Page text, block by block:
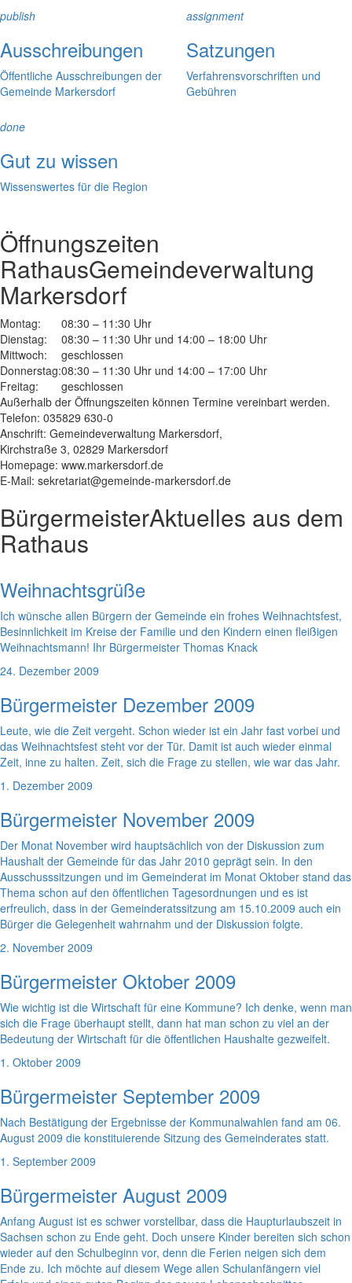
publish
Ausschreibungen
Öffentliche Ausschreibungen der
Gemeinde Markersdorf
assignment
Satzungen
Verfahrensvorschriften und
Gebühren
done
Gut zu wissen
Wissenswertes für die Region
Öffnungszeiten
RathausGemeindeverwaltung
Markersdorf
Montag:
08:30 – 11:30 Uhr
Dienstag:
08:30 – 11:30 Uhr und 14:00 – 18:00 Uhr
Mittwoch:
geschlossen
Donnerstag:08:30 – 11:30 Uhr und 14:00 – 17:00 Uhr
Freitag:
geschlossen
Außerhalb der Öffnungszeiten können Termine vereinbart werden.
Telefon: 035829 630-0
Anschrift: Gemeindeverwaltung Markersdorf,
Kirchstraße 3, 02829 Markersdorf
Homepage: www.markersdorf.de
E-Mail: sekretariat@gemeinde-markersdorf.de
BürgermeisterAktuelles aus dem
Rathaus
Weihnachtsgrüße
Ich wünsche allen Bürgern der Gemeinde ein frohes Weihnachtsfest,
Besinnlichkeit im Kreise der Familie und den Kindern einen fleißigen
Weihnachtsmann! Ihr Bürgermeister Thomas Knack
24. Dezember 2009
Bürgermeister Dezember 2009
Leute, wie die Zeit vergeht. Schon wieder ist ein Jahr fast vorbei und
das Weihnachtsfest steht vor der Tür. Damit ist auch wieder einmal
Zeit, inne zu halten. Zeit, sich die Frage zu stellen, wie war das Jahr.
1. Dezember 2009
Bürgermeister November 2009
Der Monat November wird hauptsächlich von der Diskussion zum
Haushalt der Gemeinde für das Jahr 2010 geprägt sein. In den
Ausschusssitzungen und im Gemeinderat im Monat Oktober stand das
Thema schon auf den öffentlichen Tagesordnungen und es ist
erfreulich, dass in der Gemeinderatssitzung am 15.10.2009 auch ein
Bürger die Gelegenheit wahrnahm und der Diskussion folgte.
2. November 2009
Bürgermeister Oktober 2009
Wie wichtig ist die Wirtschaft für eine Kommune? Ich denke, wenn man
sich die Frage überhaupt stellt, dann hat man schon zu viel an der
Bedeutung der Wirtschaft für die öffentlichen Haushalte gezweifelt.
1. Oktober 2009
Bürgermeister September 2009
Nach Bestätigung der Ergebnisse der Kommunalwahlen fand am 06.
August 2009 die konstituierende Sitzung des Gemeinderates statt.
1. September 2009
Bürgermeister August 2009
Anfang August ist es schwer vorstellbar, dass die Haupturlaubszeit in
Sachsen schon zu Ende geht. Doch unsere Kinder bereiten sich schon
wieder auf den Schulbeginn vor, denn die Ferien neigen sich dem
Ende zu. Ich möchte auf diesem Wege allen Schulanfängern viel